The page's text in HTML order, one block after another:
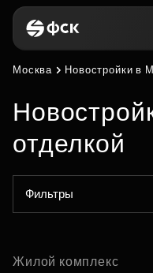
Москва Новостройки в
отделкой
Фильтры
Жилой комплекс